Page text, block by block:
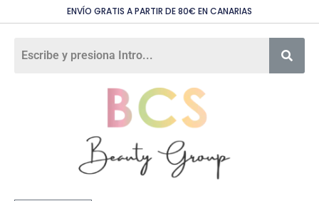
ENVÍO GRATIS A PARTIR DE 80€ EN CANARIAS